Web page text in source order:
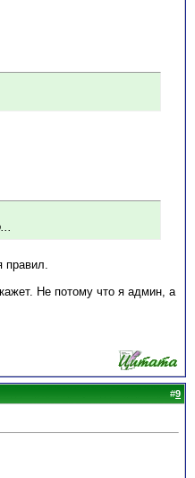
правил.
Не потому что я админ, а
#9